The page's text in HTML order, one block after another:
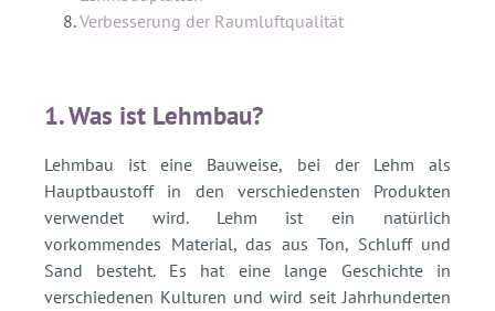
Verbesserung der Raumluftqualität
1. Was ist Lehmbau?
Lehmbau ist eine Bauweise, bei der Lehm als
Hauptbaustoff in den verschiedensten Produkten
verwendet wird. Lehm ist ein natürlich
vorkommendes Material, das aus Ton, Schluff und
Sand besteht. Es hat eine lange Geschichte in
verschiedenen Kulturen und wird seit Jahrhunderten